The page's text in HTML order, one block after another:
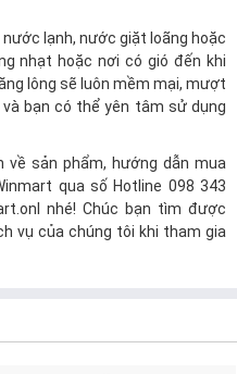
lạnh, nước giặt loãng hoặc
nhạt hoặc nơi có gió đến khi
lông sẽ luôn mềm mại, mượt
bạn có thể yên tâm sử dụng
sản phẩm, hướng dẫn mua
qua số Hotline 098 343
nhé! Chúc bạn tìm được
vụ của chúng tôi khi tham gia